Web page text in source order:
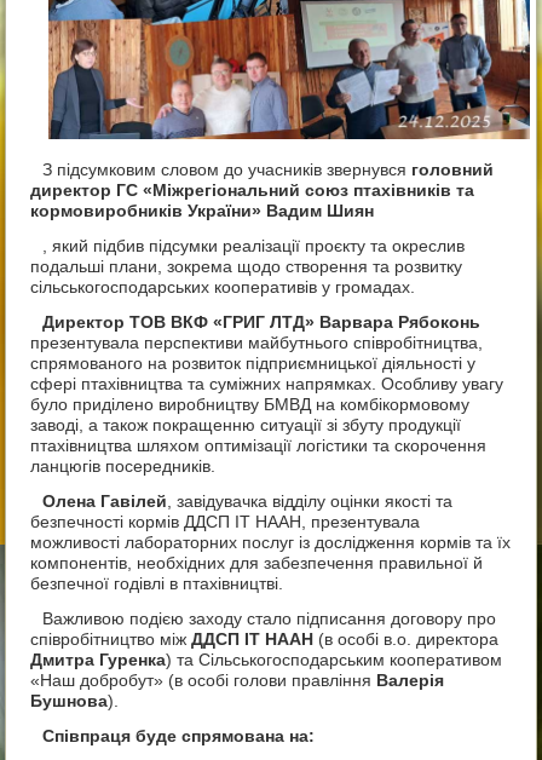
З підсумковим словом до учасників звернувся головний
директор ГС «Міжрегіональний союз птахівників та
кормовиробників України» Вадим Шиян
, який підбив підсумки реалізації проєкту та окреслив
подальші плани, зокрема щодо створення та розвитку
сільськогосподарських кооперативів у громадах.
Директор ТОВ ВКФ «ГРИГ ЛТД» Варвара Рябоконь
презентувала перспективи майбутнього співробітництва,
спрямованого на розвиток підприємницької діяльності у
сфері птахівництва та суміжних напрямках. Особливу увагу
було приділено виробництву БМВД на комбікормовому
заводі, а також покращенню ситуації зі збуту продукції
птахівництва шляхом оптимізації логістики та скорочення
ланцюгів посередників.
Олена Гавілей, завідувачка відділу оцінки якості та
безпечності кормів ДДСП ІТ НААН, презентувала
можливості лабораторних послуг із дослідження кормів та їх
компонентів, необхідних для забезпечення правильної й
безпечної годівлі в птахівництві.
Важливою подією заходу стало підписання договору про
співробітництво міжДДСП ІТ НААН (в особі в.о. директора
Дмитра Гуренка) та Сільськогосподарським кооперативом
«Наш добробут» (в особі голови правління Валерія
Бушнова).
Співпраця буде спрямована на: